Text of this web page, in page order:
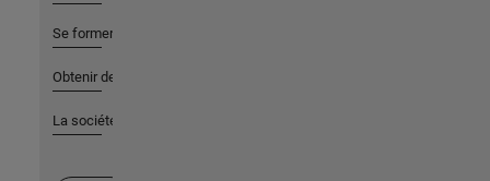
Se former
Obtenir de l'aide
La société